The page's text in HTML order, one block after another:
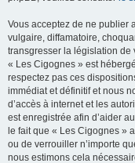
Vous acceptez de ne publier
vulgaire, diffamatoire,
transgresser la législation de
« Les Cigognes » est
respectez pas ces
immédiat et définitif et nous
d’accès à internet et les
est enregistrée afin d’aider
le fait que « Les Cigognes »
ou de verrouiller n’importe
nous estimons cela